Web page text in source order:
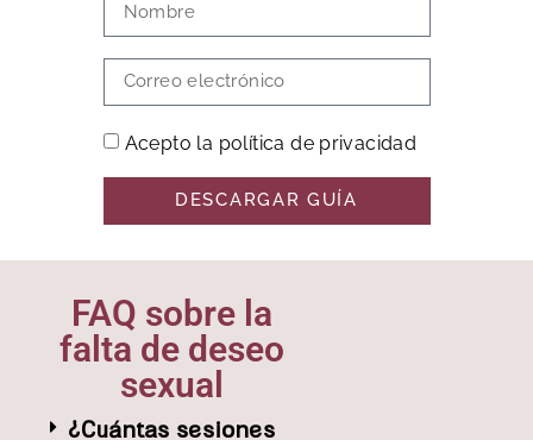
Acepto la política de privacidad
DESCARGAR GUÍA
FAQ sobre la
falta de deseo
sexual
¿Cuántas sesiones